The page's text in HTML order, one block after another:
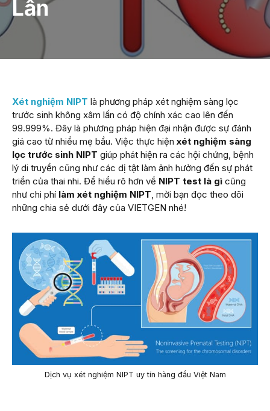
Lấn
Xét nghiệm NIPT là phương pháp xét nghiệm sàng lọc
trước sinh không xâm lấn có độ chính xác cao lên đến
99.999%. Đây là phương pháp hiện đại nhận được sự đánh
giá cao từ nhiều mẹ bầu. Việc thực hiện xét nghiệm sàng
lọc trước sinh NIPT giúp phát hiện ra các hội chứng, bệnh
lý di truyền cũng như các dị tật làm ảnh hưởng đến sự phát
triển của thai nhi. Để hiểu rõ hơn về NIPT test là gì cũng
như chi phí làm xét nghiệm NIPT , mời bạn đọc theo dõi
những chia sẻ dưới đây của VIETGEN nhé!
Dịch vụ xét nghiệm NIPT uy tín hàng đầu Việt Nam